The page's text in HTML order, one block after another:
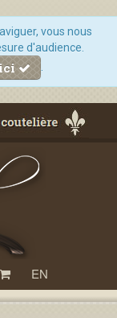
vous nous
d'audience.
ici
EN